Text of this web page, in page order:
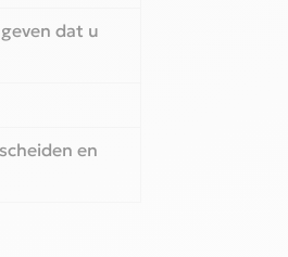
dat u
en